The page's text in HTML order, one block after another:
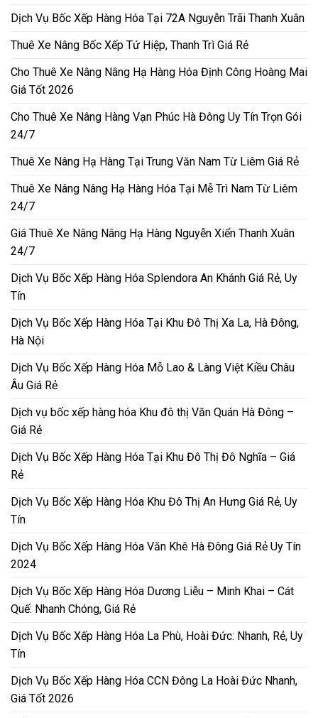
Dịch Vụ Bốc Xếp Hàng Hóa Tại 72A Nguyễn Trãi Thanh Xuân
Thuê Xe Nâng Bốc Xếp Tứ Hiệp, Thanh Trì Giá Rẻ
Cho Thuê Xe Nâng Nâng Hạ Hàng Hóa Định Công Hoàng Mai
Giá Tốt 2026
Cho Thuê Xe Nâng Hàng Vạn Phúc Hà Đông Uy Tín Trọn Gói
24/7
Thuê Xe Nâng Hạ Hàng Tại Trung Văn Nam Từ Liêm Giá Rẻ
Thuê Xe Nâng Nâng Hạ Hàng Hóa Tại Mễ Trì Nam Từ Liêm
24/7
Giá Thuê Xe Nâng Nâng Hạ Hàng Nguyễn Xiển Thanh Xuân
24/7
Dịch Vụ Bốc Xếp Hàng Hóa Splendora An Khánh Giá Rẻ, Uy
Tín
Dịch Vụ Bốc Xếp Hàng Hóa Tại Khu Đô Thị Xa La, Hà Đông,
Hà Nội
Dịch Vụ Bốc Xếp Hàng Hóa Mỗ Lao & Làng Việt Kiều Châu
Âu Giá Rẻ
Dịch vụ bốc xếp hàng hóa Khu đô thị Văn Quán Hà Đông –
Giá Rẻ
Dịch Vụ Bốc Xếp Hàng Hóa Tại Khu Đô Thị Đô Nghĩa – Giá
Rẻ
Dịch Vụ Bốc Xếp Hàng Hóa Khu Đô Thị An Hưng Giá Rẻ, Uy
Tín
Dịch Vụ Bốc Xếp Hàng Hóa Văn Khê Hà Đông Giá Rẻ Uy Tín
2024
Dịch Vụ Bốc Xếp Hàng Hóa Dương Liễu – Minh Khai – Cát
Quế: Nhanh Chóng, Giá Rẻ
Dịch Vụ Bốc Xếp Hàng Hóa La Phù, Hoài Đức: Nhanh, Rẻ, Uy
Tín
Dịch Vụ Bốc Xếp Hàng Hóa CCN Đông La Hoài Đức Nhanh,
Giá Tốt 2026